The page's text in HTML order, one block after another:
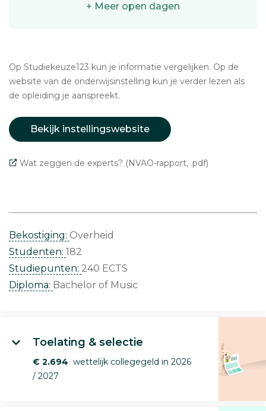
+ Meer open dagen
Op Studiekeuze123 kun je informatie vergelijken. Op de
website van de onderwijsinstelling kun je verder lezen als
de opleiding je aanspreekt.
Bekijk instellingswebsite
Wat zeggen de experts? (NVAO-rapport, .pdf)
Bekostiging: Overheid
Studenten: 182
Studiepunten: 240 ECTS
Diploma: Bachelor of Music
Toelating & selectie
€ 2.694 wettelijk collegegeld in 2026
/ 2027